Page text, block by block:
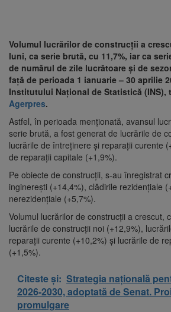
Volumul lucrărilor de construcții a
luni, ca serie brută, cu 11,7%, iar ca
de numărul de zile lucrătoare și de
față de perioada 1 ianuarie – 30 aprilie
Institutului Național de Statistică (INS),
Agerpres.
Astfel, în perioada menționată, avansul
serie brută, a fost generat de lucrările de
lucrările de întreținere și reparații curente
de reparații capitale (+1,9%).
Pe obiecte de construcții, s-au înregistrat
inginerești (+14,4%), clădirile rezidențiale
nerezidențiale (+5,7%).
Volumul lucrărilor de construcții a crescut,
lucrările de construcții noi (+12,9%),
reparații curente (+10,2%) și lucrările de
(+1,5%).
Citeste și: Strategia națională
2026-2030, adoptată de Senat.
promulgare